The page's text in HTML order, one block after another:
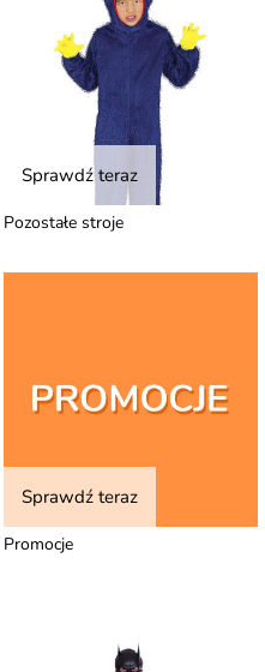
Sprawdź teraz
Pozostałe stroje
Sprawdź teraz
Promocje